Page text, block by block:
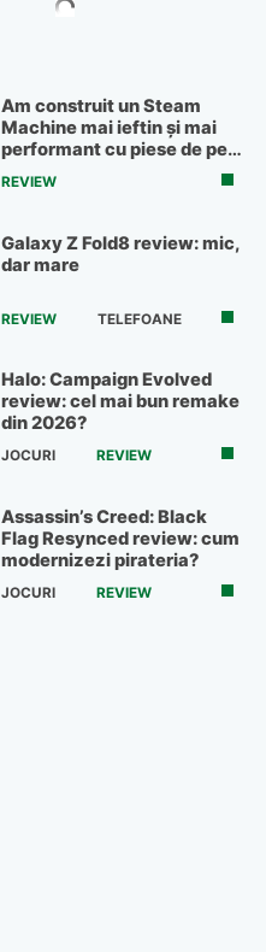
Am construit un Steam
Machine mai ieftin și mai
performant cu piese de pe
OLX
REVIEW
Galaxy Z Fold8 review: mic,
dar mare
REVIEW TELEFOANE
Halo: Campaign Evolved
review: cel mai bun remake
din 2026?
JOCURI REVIEW
Assassin’s Creed: Black
Flag Resynced review: cum
modernizezi pirateria?
JOCURI REVIEW